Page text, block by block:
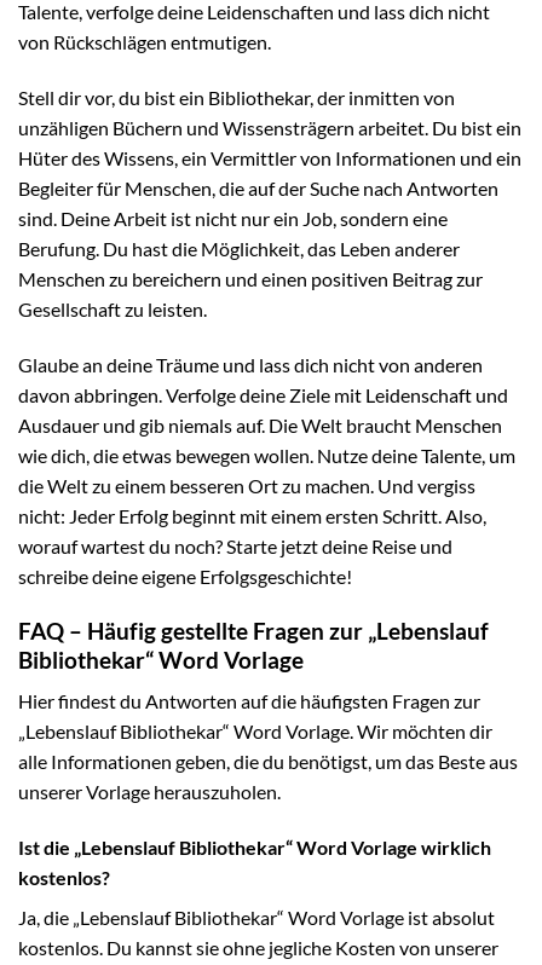
Talente, verfolge deine Leidenschaften und lass dich nicht
von Rückschlägen entmutigen.
Stell dir vor, du bist ein Bibliothekar, der inmitten von
unzähligen Büchern und Wissensträgern arbeitet. Du bist ein
Hüter des Wissens, ein Vermittler von Informationen und ein
Begleiter für Menschen, die auf der Suche nach Antworten
sind. Deine Arbeit ist nicht nur ein Job, sondern eine
Berufung. Du hast die Möglichkeit, das Leben anderer
Menschen zu bereichern und einen positiven Beitrag zur
Gesellschaft zu leisten.
Glaube an deine Träume und lass dich nicht von anderen
davon abbringen. Verfolge deine Ziele mit Leidenschaft und
Ausdauer und gib niemals auf. Die Welt braucht Menschen
wie dich, die etwas bewegen wollen. Nutze deine Talente, um
die Welt zu einem besseren Ort zu machen. Und vergiss
nicht: Jeder Erfolg beginnt mit einem ersten Schritt. Also,
worauf wartest du noch? Starte jetzt deine Reise und
schreibe deine eigene Erfolgsgeschichte!
FAQ – Häufig gestellte Fragen zur „Lebenslauf
Bibliothekar“ Word Vorlage
Hier findest du Antworten auf die häufigsten Fragen zur
„Lebenslauf Bibliothekar“ Word Vorlage. Wir möchten dir
alle Informationen geben, die du benötigst, um das Beste aus
unserer Vorlage herauszuholen.
Ist die „Lebenslauf Bibliothekar“ Word Vorlage wirklich
kostenlos?
Ja, die „Lebenslauf Bibliothekar“ Word Vorlage ist absolut
kostenlos. Du kannst sie ohne jegliche Kosten von unserer